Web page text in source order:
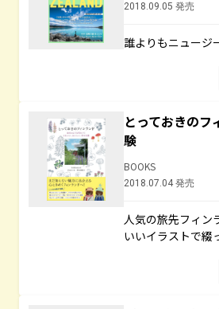
2018.09.05 発売
誰よりもニュージ
とっておきの
験
BOOKS
2018.07.04 発売
人気の旅先フィン
いいイラストで綴